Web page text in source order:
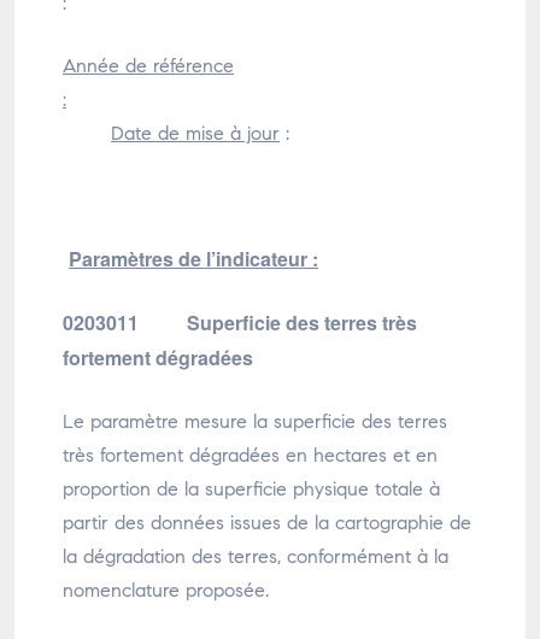
Année de référence
:
Date de mise à jour :
Paramètres de l’indicateur :
0203011 Superficie des terres très
fortement dégradées
Le paramètre mesure la superficie des terres
très fortement dégradées en hectares et en
proportion de la superficie physique totale à
partir des données issues de la cartographie de
la dégradation des terres, conformément à la
nomenclature proposée.